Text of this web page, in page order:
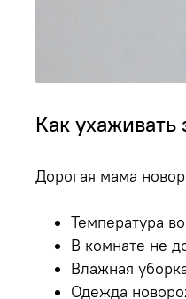
Как
Дорогая мама
Температура
В комнате не
Влажная
Одежда